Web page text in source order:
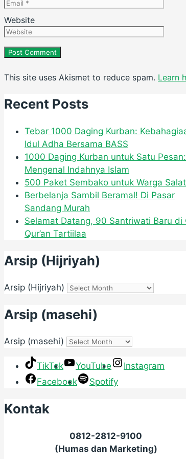
Website
This site uses Akismet to reduce spam. Learn
Recent Posts
Tebar 1000 Daging Kurban:
Idul Adha Bersama BASS
1000 Daging Kurban untuk Satu Pesan:
Mengenal Indahnya Islam
500 Paket Sembako untuk Warga
Berbelanja Sambil Beramal! Di Pasar
Sandang Murah
Selamat Datang, 90 Santriwati Baru di
Qur’an Tartiilaa
Arsip (Hijriyah)
Arsip (Hijriyah)
Arsip (masehi)
Arsip (masehi)
TikTok YouTube
Instagram
Facebook
Spotify
Kontak
0812-2812-9100
(Humas dan Marketing)